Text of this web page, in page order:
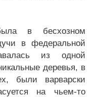
в бесхозном
в федеральной
из одной
деревья, в
были варварски
на чьем-то